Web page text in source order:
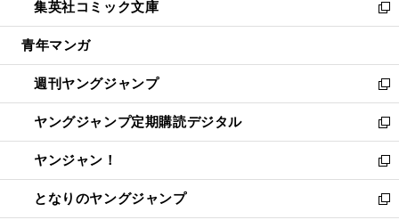
く
で
開
ド
ウ
開
く
ィ
ン
ウ
で
開
く
い
ウ
ン
ド
ウ
で
開
く
集英社コミック文庫
新
し
ウ
ィ
ン
ド
ウ
で
開
く
青年マンガ
週刊ヤングジャンプ
新
し
い
ウ
ィ
ン
ド
ヤングジャンプ定期購読デジタル
新
し
い
ウ
ィ
ヤンジャン！
新
し
い
となりのヤングジャンプ
新